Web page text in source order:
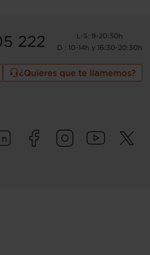
222
L-S: 9-20:30h
D : 10-14h y 16:30-20:30h
¿Quieres que te llamemos?